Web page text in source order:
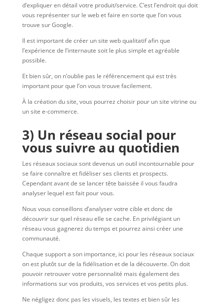
d’expliquer en détail votre produit/service. C’est l’endroit qui doit
vous représenter sur le web et faire en sorte que l’on vous
trouve sur Google.
Il est important de créer un site web qualitatif afin que
l’expérience de l’internaute soit le plus simple et agréable
possible.
Et bien sûr, on n’oublie pas le référencement qui est très
important pour que l’on vous trouve facilement.
À la création du site, vous pourrez choisir pour un site vitrine ou
un site e-commerce.
3) Un réseau social pour
vous suivre au quotidien
Les réseaux sociaux sont devenus un outil incontournable pour
se faire connaître et fidéliser ses clients et prospects.
Cependant avant de se lancer tête baissée il vous faudra
analyser lequel est fait pour vous.
Nous vous conseillons d’analyser votre cible et donc de
découvrir sur quel réseau elle se cache. En privilégiant un
réseau vous gagnerez du temps et pourrez ainsi créer une
communauté.
Chaque support a son importance, ici pour les réseaux sociaux
on est plutôt sur de la fidélisation et de la découverte. On doit
pouvoir retrouver votre personnalité mais également des
informations sur vos produits, vos services et vos petits plus.
Ne négligez donc pas les visuels, les textes et bien sûr les